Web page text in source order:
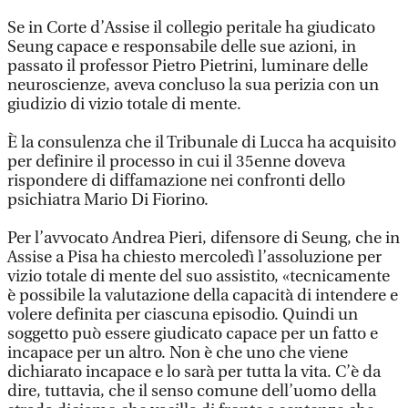
Se in Corte d’Assise il collegio peritale ha giudicato
Seung capace e responsabile delle sue azioni, in
passato il professor Pietro Pietrini, luminare delle
neuroscienze, aveva concluso la sua perizia con un
giudizio di vizio totale di mente.
È la consulenza che il Tribunale di Lucca ha acquisito
per definire il processo in cui il 35enne doveva
rispondere di diffamazione nei confronti dello
psichiatra Mario Di Fiorino.
Per l’avvocato Andrea Pieri, difensore di Seung, che in
Assise a Pisa ha chiesto mercoledì l’assoluzione per
vizio totale di mente del suo assistito, «tecnicamente
è possibile la valutazione della capacità di intendere e
volere definita per ciascuna episodio. Quindi un
soggetto può essere giudicato capace per un fatto e
incapace per un altro. Non è che uno che viene
dichiarato incapace e lo sarà per tutta la vita. C’è da
dire, tuttavia, che il senso comune dell’uomo della